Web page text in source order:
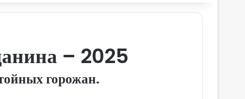
– 2025
горожан.